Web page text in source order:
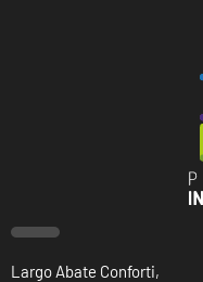
Largo Abate Conforti,